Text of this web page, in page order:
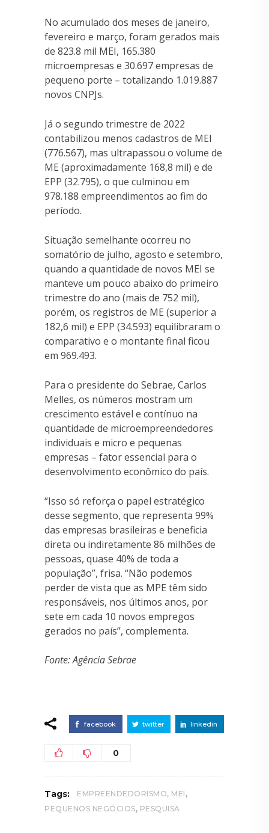
No acumulado dos meses de janeiro,
fevereiro e março, foram gerados mais
de 823.8 mil MEI, 165.380
microempresas e 30.697 empresas de
pequeno porte – totalizando 1.019.887
novos CNPJs.
Já o segundo trimestre de 2022
contabilizou menos cadastros de MEI
(776.567), mas ultrapassou o volume de
ME (aproximadamente 168,8 mil) e de
EPP (32.795), o que culminou em
978.188 empreendimentos ao fim do
período.
Situação semelhante ocorreu no
somatório de julho, agosto e setembro,
quando a quantidade de novos MEI se
manteve um pouco abaixo do primeiro
trimestre do ano (mais de 752 mil),
porém, os registros de ME (superior a
182,6 mil) e EPP (34.593) equilibraram o
comparativo e o montante final ficou
em 969.493.
Para o presidente do Sebrae, Carlos
Melles, os números mostram um
crescimento estável e contínuo na
quantidade de microempreendedores
individuais e micro e pequenas
empresas – fator essencial para o
desenvolvimento econômico do país.
“Isso só reforça o papel estratégico
desse segmento, que representa 99%
das empresas brasileiras e beneficia
direta ou indiretamente 86 milhões de
pessoas, quase 40% de toda a
população”, frisa. “Não podemos
perder de vista que as MPE têm sido
responsáveis, nos últimos anos, por
sete em cada 10 novos empregos
gerados no país”, complementa.
Fonte: Agência Sebrae
facebook twitter linkedin
0
Tags: EMPREENDEDORISMO, MEI ,
PEQUENOS NEGÓCIOS, PESQUISA